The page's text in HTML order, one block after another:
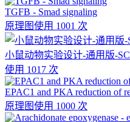
TGFB - Smad signaling
原理图使用 1001 次
小鼠动物实验设计-通用版-
使用 1017 次
EPAC1 and PKA reduction of
原理图使用 1000 次